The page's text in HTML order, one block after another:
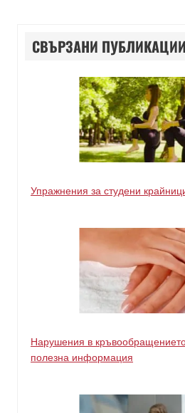
СВЪРЗАНИ ПУБЛИКАЦИИ
Упражнения за студени
Нарушения в
полезна информация